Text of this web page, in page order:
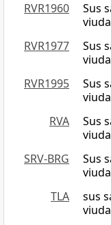
RVR1960
Sus
RVR1977
Sus
RVR1995
Sus
RVA
Sus
SRV-BRG
Sus
TLA
sus